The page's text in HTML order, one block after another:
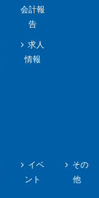
会計報
告
求人
情報
イベ
ント
その
他